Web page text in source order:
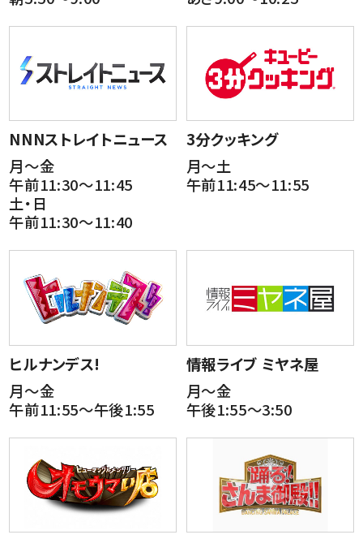
NNNストレイトニュース
月～金
午前11:30～11:45
土・日
午前11:30～11:40
3分クッキング
月～土
午前11:45～11:55
ヒルナンデス!
月～金
午前11:55～午後1:55
情報ライブ ミヤネ屋
月～金
午後1:55～3:50